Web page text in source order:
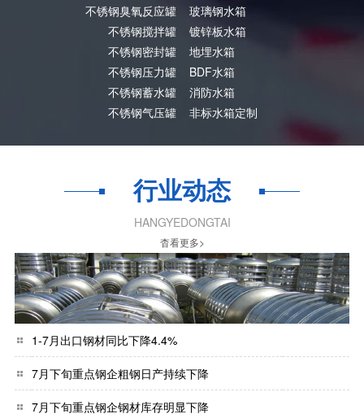
不锈钢臭氧反应罐
不锈钢搅拌罐
不锈钢密封罐
不锈钢压力罐
不锈钢蓄水罐
不锈钢气压罐
玻璃钢水箱
镀锌板水箱
地埋水箱
BDF水箱
消防水箱
非标水箱定制
行业动态
HANGYEDONGTAI
杳看更多>
1-7月出口钢材同比下降4.4%
7月下旬重点钢企粗钢日产持续下降
7月下旬重点钢企钢材库存明显下降